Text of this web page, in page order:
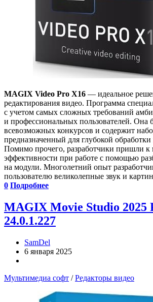
MAGIX Video Pro X16 — идеальное
редактирования видео. Программа
с учетом самых сложных требований
и профессиональных пользователей. Она
всевозможных конкурсов и содержит
предназначенный для глубокой
Помимо прочего, разработчики пришли к
эффективности при работе с помощью
на модули. Многолетний опыт
пользователю великолепные звук и
0 Подробнее
MAGIX Movie Studio 2025
24.0.1.227
SamDel
6 января 2025
Мультимедиа софт /Редакторы видео